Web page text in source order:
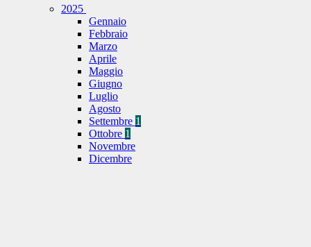
2025
Gennaio
Febbraio
Marzo
Aprile
Maggio
Giugno
Luglio
Agosto
Settembre 1
Ottobre 1
Novembre
Dicembre